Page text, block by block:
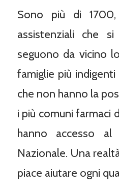
Sono più di
assistenziali che
seguono da vicino
famiglie più indigenti
che non hanno la
i più comuni farmaci
hanno accesso al
Nazionale. Una
piace aiutare ogni